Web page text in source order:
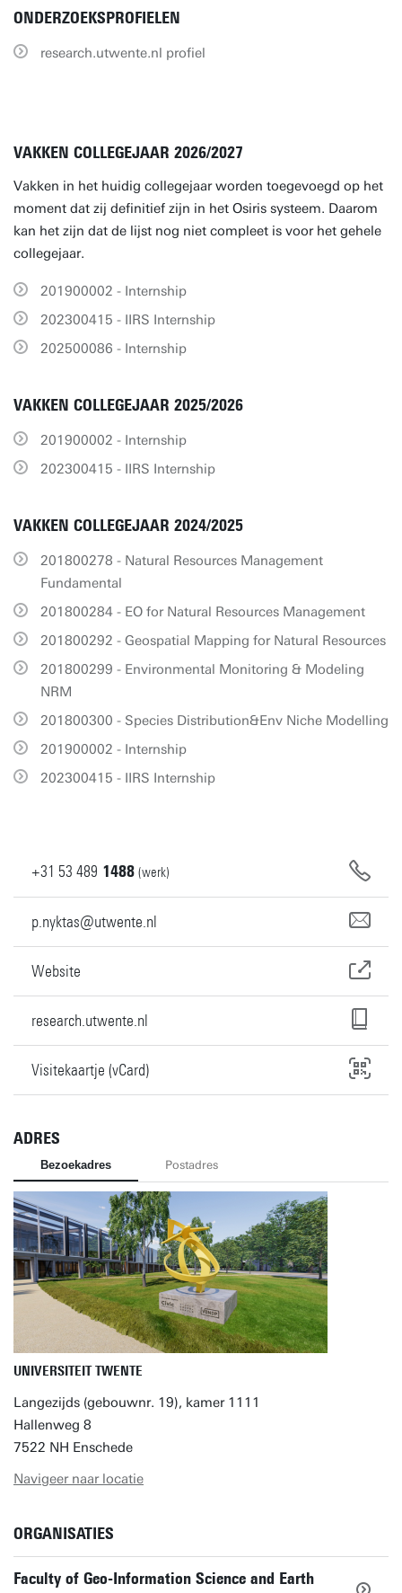
ONDERZOEKSPROFIELEN
research.utwente.nl profiel
VAKKEN COLLEGEJAAR 2026/2027
Vakken in het huidig collegejaar worden toegevoegd op het
moment dat zij definitief zijn in het Osiris systeem. Daarom
kan het zijn dat de lijst nog niet compleet is voor het gehele
collegejaar.
201900002 - Internship
202300415 - IIRS Internship
202500086 - Internship
VAKKEN COLLEGEJAAR 2025/2026
201900002 - Internship
202300415 - IIRS Internship
VAKKEN COLLEGEJAAR 2024/2025
201800278 - Natural Resources Management
Fundamental
201800284 - EO for Natural Resources Management
201800292 - Geospatial Mapping for Natural Resources
201800299 - Environmental Monitoring & Modeling
NRM
201800300 - Species Distribution&Env Niche Modelling
201900002 - Internship
202300415 - IIRS Internship
+31 53 489 1488 (werk)
p.nyktas@utwente.nl
Website
research.utwente.nl
Visitekaartje (vCard)
ADRES
Bezoekadres Postadres
UNIVERSITEIT TWENTE
Langezijds (gebouwnr. 19), kamer 1111
Hallenweg 8
7522 NH Enschede
Navigeer naar locatie
ORGANISATIES
Faculty of Geo-Information Science and Earth